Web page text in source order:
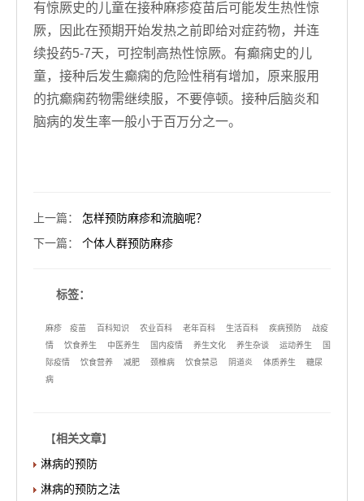
有惊厥史的儿童在接种麻疹疫苗后可能发生热性惊
厥，因此在预期开始发热之前即给对症药物，并连
续投药5-7天，可控制高热性惊厥。有癫痫史的儿
童，接种后发生癫痫的危险性稍有增加，原来服用
的抗癫痫药物需继续服，不要停顿。接种后脑炎和
脑病的发生率一般小于百万分之一。
上一篇： 怎样预防麻疹和流脑呢？
下一篇： 个体人群预防麻疹
标签：
麻疹 疫苗 百科知识 农业百科 老年百科 生活百科 疾病预防
战疫
情
饮食养生 中医养生 国内疫情 养生文化 养生杂谈 运动养生
国
际疫情
饮食营养 减肥 颈椎病 饮食禁忌 阴道炎 体质养生
糖尿
病
【相关文章】
淋病的预防
淋病的预防之法